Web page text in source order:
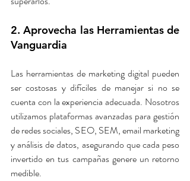
2. Aprovecha las Herramientas de
Vanguardia
Las herramientas de marketing digital pueden
ser costosas y difíciles de manejar si no se
cuenta con la experiencia adecuada. Nosotros
utilizamos plataformas avanzadas para gestión
de redes sociales, SEO, SEM, email marketing
y análisis de datos, asegurando que cada peso
invertido en tus campañas genere un retorno
medible.